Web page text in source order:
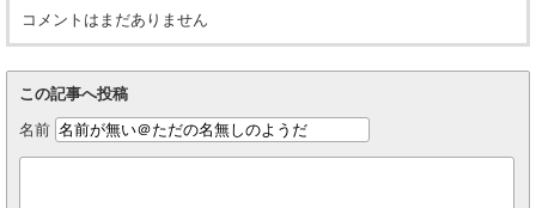
コメントはまだありません
この記事へ投稿
名前